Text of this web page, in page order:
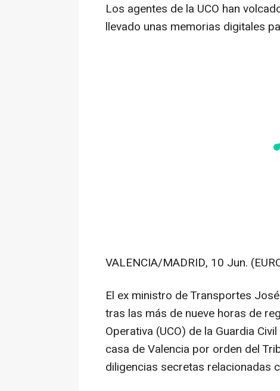
Los agentes de la UCO han
llevado unas memorias digitales
VALENCIA/MADRID, 10 Jun.
El ex ministro de Transportes
tras las más de nueve horas de
Operativa (UCO) de la Guardia
casa de Valencia por orden del
diligencias secretas relacionadas